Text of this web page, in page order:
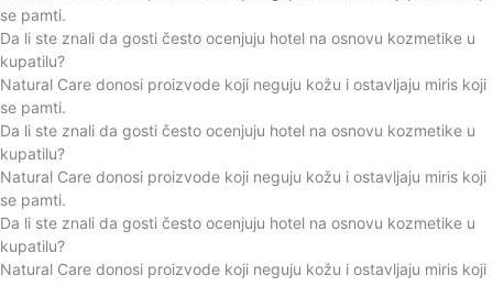
se pamti.
Da li ste znali da gosti često ocenjuju hotel na osnovu kozmetike u
kupatilu?
Natural Care donosi proizvode koji neguju kožu i ostavljaju miris koji
se pamti.
Da li ste znali da gosti često ocenjuju hotel na osnovu kozmetike u
kupatilu?
Natural Care donosi proizvode koji neguju kožu i ostavljaju miris koji
se pamti.
Da li ste znali da gosti često ocenjuju hotel na osnovu kozmetike u
kupatilu?
Natural Care donosi proizvode koji neguju kožu i ostavljaju miris koji